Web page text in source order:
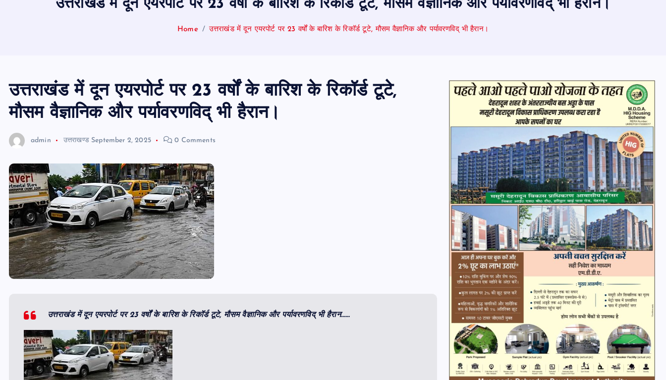
उत्तराखंड में दून एयरपोर्ट पर 23 वर्षों के बारिश के रिकॉर्ड टूटे, मौसम वैज्ञानिक और पर्यावरणविद् भी हैरान।
Home उत्तराखंड में दून एयरपोर्ट पर 23 वर्षों के बारिश के रिकॉर्ड टूटे, मौसम वैज्ञानिक और पर्यावरणविद् भी हैरान।
उत्तराखंड में दून एयरपोर्ट पर 23 वर्षों के बारिश के रिकॉर्ड टूटे,
मौसम वैज्ञानिक और पर्यावरणविद् भी हैरान।
admin उत्तराखण्ड September 2, 2025 0 Comments
उत्तराखंड में दून एयरपोर्ट पर 23 वर्षों के बारिश के रिकॉर्ड टूटे, मौसम वैज्ञानिक और पर्यावरणविद् भी हैरान……